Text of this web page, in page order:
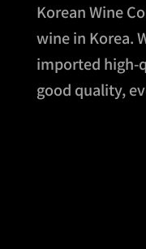
Korean Wine
wine in Korea.
imported high-
good quality,